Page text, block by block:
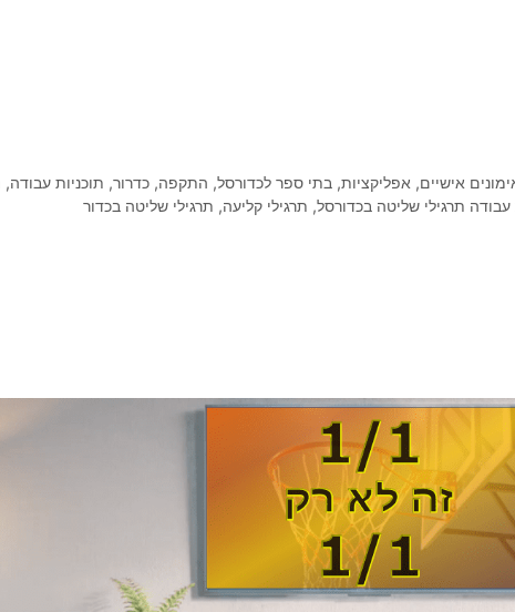
אישיים, אפליקציות, בתי ספר לכדורסל, התקפה, כדרור, תוכניות עבודה,
עבודה תרגילי שליטה בכדורסל, תרגילי קליעה, תרגילי שליטה בכדור